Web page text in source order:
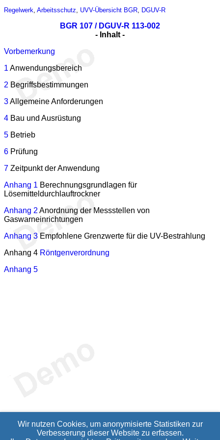
Regelwerk Arbeitsschutz UVV-Übersicht BGR DGUV-R
BGR 107 / DGUV-R 113-002
- Inhalt -
Vorbemerkung
1 Anwendungsbereich
2 Begriffsbestimmungen
3Allgemeine Anforderungen
4 Bau und Ausrüstung
5 Betrieb
6 Prüfung
7 Zeitpunkt der Anwendung
Anhang 1 Berechnungsgrundlagen für
Lösemitteldurchlauftrockner
Anhang 2 Anordnung der Messstellen von
Gaswarneinrichtungen
Anhang 3 Empfohlene Grenzwerte für die UV-Bestrahlung
Anhang 4 Röntgenverordnung
Anhang 5
Wir nutzen Cookies, um anonymisierte Statistiken zur
Verbesserung dieser Website zu erfassen.